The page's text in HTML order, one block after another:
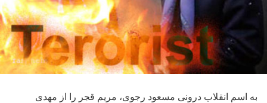
به اسم انقلاب درونی مسعود رجوی، مریم قجر را از مهدی